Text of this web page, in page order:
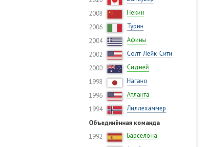
2008
Пекин
2006
Турин
2004
Афины
2002
Солт-Лейк-Сити
2000
Сидней
1998
Нагано
1996
Атланта
1994
Лиллехаммер
Объединённая команда
1992
Барселона